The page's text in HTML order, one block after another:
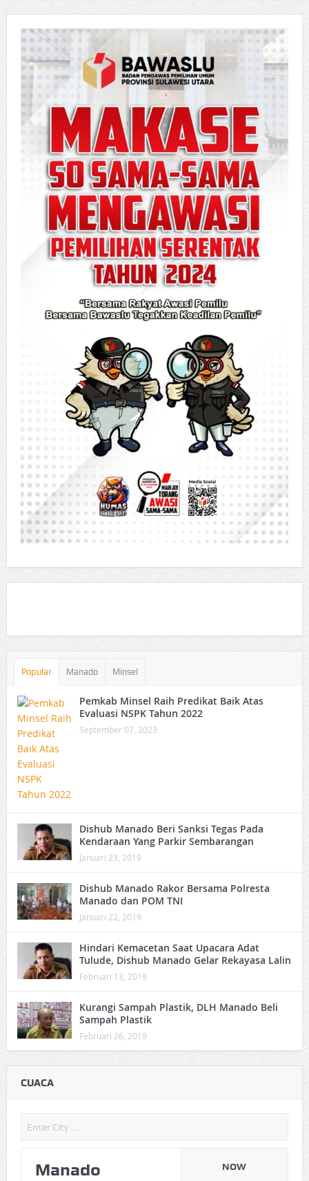
Popular Manado Minsel
Pemkab Minsel Raih Predikat Baik Atas
Evaluasi NSPK Tahun 2022
September 07, 2023
Dishub Manado Beri Sanksi Tegas Pada
Kendaraan Yang Parkir Sembarangan
Januari 23, 2019
Dishub Manado Rakor Bersama Polresta
Manado dan POM TNI
Januari 22, 2019
Hindari Kemacetan Saat Upacara Adat
Tulude, Dishub Manado Gelar Rekayasa Lalin
Februari 13, 2019
Kurangi Sampah Plastik, DLH Manado Beli
Sampah Plastik
Februari 26, 2019
CUACA
Manado NOW